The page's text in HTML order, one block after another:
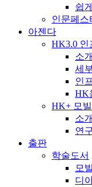
쉽
인문페스
아젠다
HK3.0 인
소개
세
인
HK
HK+ 모
소개
연
출판
학술도서
모
디